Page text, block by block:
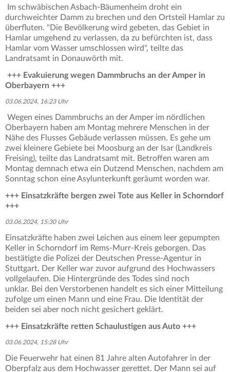
Im schwäbischen Asbach-Bäumenheim droht ein
durchweichter Damm zu brechen und den Ortsteil Hamlar zu
überfluten. "Die Bevölkerung wird gebeten, das Gebiet in
Hamlar umgehend zu verlassen, da zu befürchten ist, dass
Hamlar vom Wasser umschlossen wird", teilte das
Landratsamt in Donauwörth mit.
+++ Evakuierung wegen Dammbruchs an der Amper in
Oberbayern +++
03.06.2024, 16:23 Uhr
Wegen eines Dammbruchs an der Amper im nördlichen
Oberbayern haben am Montag mehrere Menschen in der
Nähe des Flusses Gebäude verlassen müssen. Es gehe um
zwei kleinere Gebiete bei Moosburg an der Isar (Landkreis
Freising), teilte das Landratsamt mit. Betroffen waren am
Montag demnach etwa ein Dutzend Menschen, nachdem am
Sonntag schon eine Asylunterkunft geräumt worden war.
+++ Einsatzkräfte bergen zwei Tote aus Keller in Schorndorf
+++
03.06.2024, 15:30 Uhr
Einsatzkräfte haben zwei Leichen aus einem leer gepumpten
Keller in Schorndorf im Rems-Murr-Kreis geborgen. Das
bestätigte die Polizei der Deutschen Presse-Agentur in
Stuttgart. Der Keller war zuvor aufgrund des Hochwassers
vollgelaufen. Die Hintergründe des Todes sind noch
unklar. Bei den Verstorbenen handelt es sich einer Mitteilung
zufolge um einen Mann und eine Frau. Die Identität der
beiden sei aber noch nicht gesichert geklärt.
+++ Einsatzkräfte retten Schaulustigen aus Auto +++
03.06.2024, 15:28 Uhr
Die Feuerwehr hat einen 81 Jahre alten Autofahrer in der
Oberpfalz aus dem Hochwasser gerettet. Der Mann sei auf